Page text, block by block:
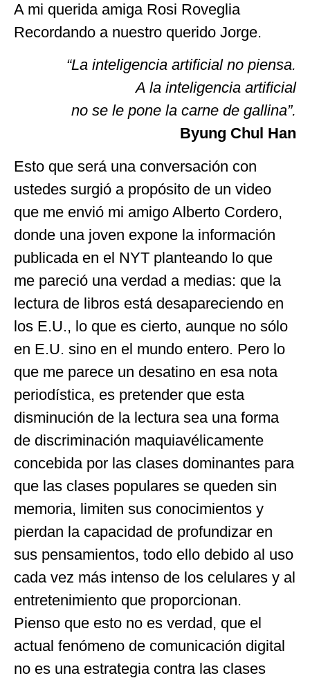
A mi querida amiga Rosi Roveglia
Recordando a nuestro querido Jorge.
“La inteligencia artificial no piensa.
A la inteligencia artificial
no se le pone la carne de gallina”.
Byung Chul Han
Esto que será una conversación con
ustedes surgió a propósito de un video
que me envió mi amigo Alberto Cordero,
donde una joven expone la información
publicada en el NYT planteando lo que
me pareció una verdad a medias: que la
lectura de libros está desapareciendo en
los E.U., lo que es cierto, aunque no sólo
en E.U. sino en el mundo entero. Pero lo
que me parece un desatino en esa nota
periodística, es pretender que esta
disminución de la lectura sea una forma
de discriminación maquiavélicamente
concebida por las clases dominantes para
que las clases populares se queden sin
memoria, limiten sus conocimientos y
pierdan la capacidad de profundizar en
sus pensamientos, todo ello debido al uso
cada vez más intenso de los celulares y al
entretenimiento que proporcionan.
Pienso que esto no es verdad, que el
actual fenómeno de comunicación digital
no es una estrategia contra las clases